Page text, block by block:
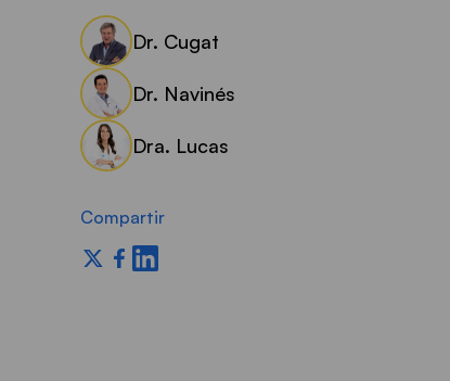
Dr. Cugat
Dr. Navinés
Dra. Lucas
Compartir